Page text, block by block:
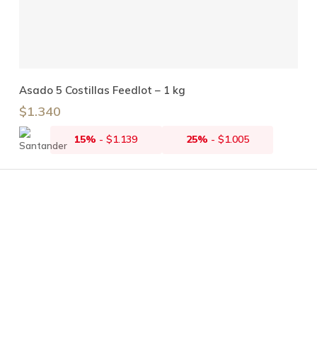
Añadir Al Carrito
Asado 5 Costillas Feedlot – 1 kg
$1.340
15% -$1.139 25% - $1.005